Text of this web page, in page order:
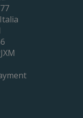
Dei Delegati